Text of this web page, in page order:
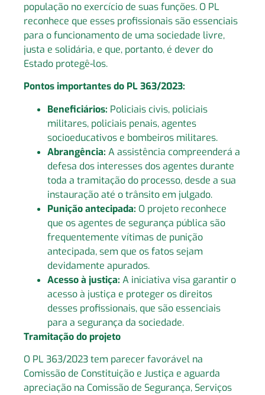
população no exercício de suas funções. O PL
reconhece que esses profissionais são essenciais
para o funcionamento de uma sociedade livre,
justa e solidária, e que, portanto, é dever do
Estado protegê-los.
Pontos importantes do PL 363/2023:
Beneficiários: Policiais civis, policiais
militares, policiais penais, agentes
socioeducativos e bombeiros militares.
Abrangência: A assistência compreenderá a
defesa dos interesses dos agentes durante
toda a tramitação do processo, desde a sua
instauração até o trânsito em julgado.
Punição antecipada: O projeto reconhece
que os agentes de segurança pública são
frequentemente vítimas de punição
antecipada, sem que os fatos sejam
devidamente apurados.
Acesso à justiça: A iniciativa visa garantir o
acesso à justiça e proteger os direitos
desses profissionais, que são essenciais
para a segurança da sociedade.
Tramitação do projeto
O PL 363/2023 tem parecer favorável na
Comissão de Constituição e Justiça e aguarda
apreciação na Comissão de Segurança, Serviços